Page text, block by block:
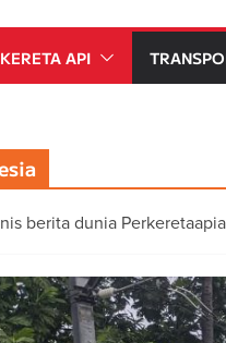
KERETA API
berita dunia